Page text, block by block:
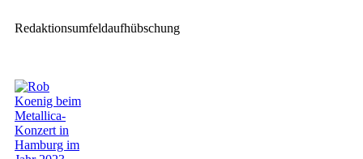
Redaktionsumfeldaufhübschung